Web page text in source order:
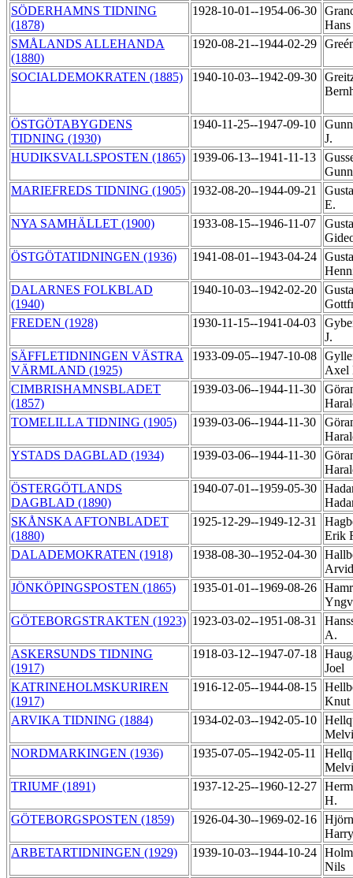
SÖDERHAMNS TIDNING
(1878)
1928-10-01--1954-06-30
Hans
SMÅLANDS ALLEHANDA
(1880)
1920-08-21--1944-02-29
SOCIALDEMOKRATEN (1885) 1940-10-03--1942-09-30
ÖSTGÖTABYGDENS
TIDNING (1930)
1940-11-25--1947-09-10
J.
HUDIKSVALLSPOSTEN (1865) 1939-06-13--1941-11-13
MARIEFREDS TIDNING (1905) 1932-08-20--1944-09-21
E.
NYA SAMHÄLLET (1900)
1933-08-15--1946-11-07
ÖSTGÖTATIDNINGEN (1936)
1941-08-01--1943-04-24
DALARNES FOLKBLAD
(1940)
1940-10-03--1942-02-20
FREDEN (1928)
1930-11-15--1941-04-03
J.
SÄFFLETIDNINGEN VÄSTRA
VÄRMLAND (1925)
1933-09-05--1947-10-08
CIMBRISHAMNSBLADET
(1857)
1939-03-06--1944-11-30
TOMELILLA TIDNING (1905)
1939-03-06--1944-11-30
YSTADS DAGBLAD (1934)
1939-03-06--1944-11-30
ÖSTERGÖTLANDS
DAGBLAD (1890)
1940-07-01--1959-05-30
SKÅNSKA AFTONBLADET
(1880)
1925-12-29--1949-12-31
Erik
DALADEMOKRATEN (1918)
1938-08-30--1952-04-30
JÖNKÖPINGSPOSTEN (1865)
1935-01-01--1969-08-26
GÖTEBORGSTRAKTEN (1923) 1923-03-02--1951-08-31
A.
ASKERSUNDS TIDNING
(1917)
1918-03-12--1947-07-18
Joel
KATRINEHOLMSKURIREN
(1917)
1916-12-05--1944-08-15
Knut
ARVIKA TIDNING (1884)
1934-02-03--1942-05-10
NORDMARKINGEN (1936)
1935-07-05--1942-05-11
TRIUMF (1891)
1937-12-25--1960-12-27
H.
GÖTEBORGSPOSTEN (1859)
1926-04-30--1969-02-16
ARBETARTIDNINGEN (1929)
1939-10-03--1944-10-24
Nils